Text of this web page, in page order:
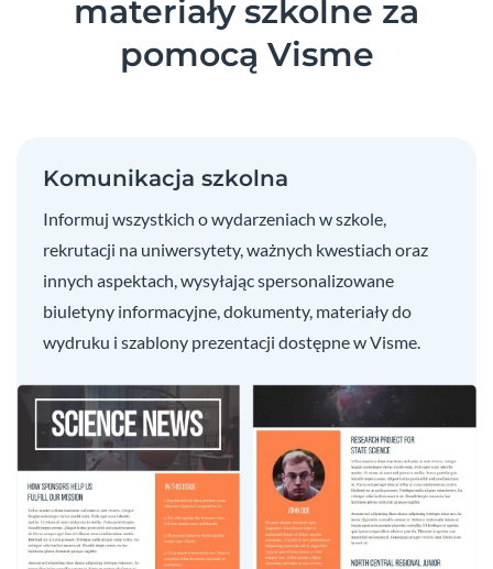
materiały szkolne za
pomocą Visme
Komunikacja szkolna
Informuj wszystkich o wydarzeniach w szkole,
rekrutacji na uniwersytety, ważnych kwestiach oraz
innych aspektach, wysyłając spersonalizowane
biuletyny informacyjne, dokumenty, materiały do
wydruku i szablony prezentacji dostępne w Visme.